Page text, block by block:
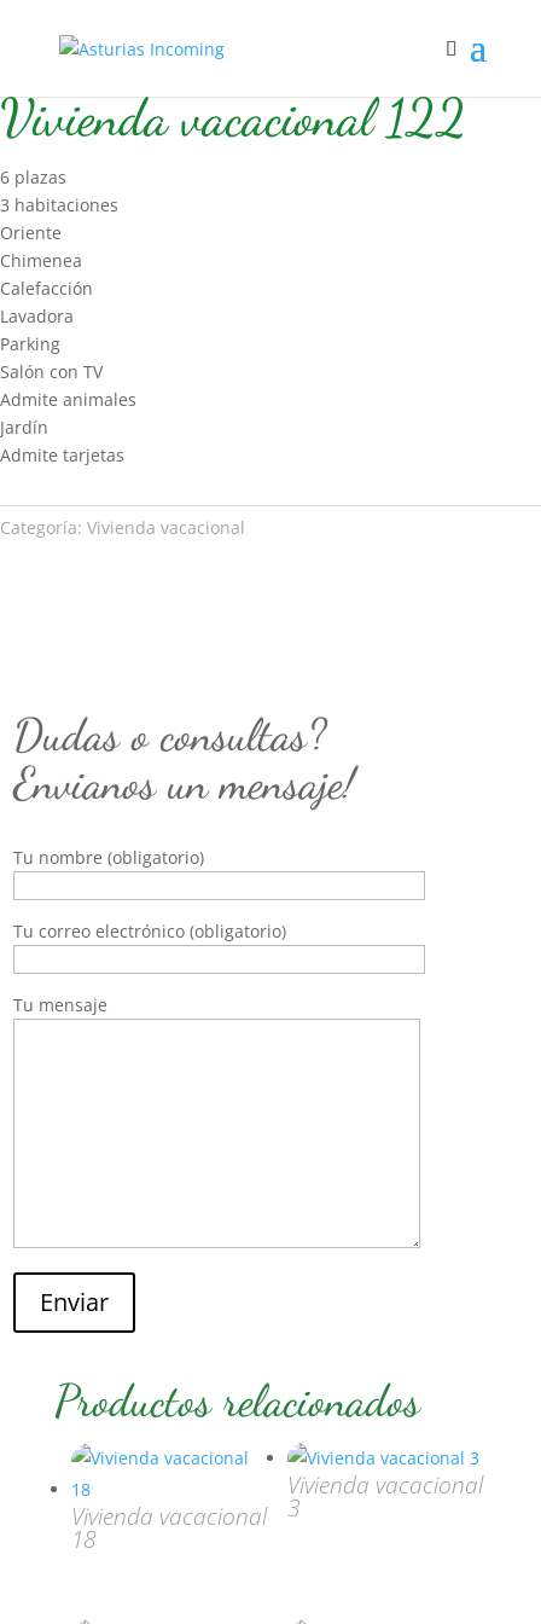
Vivienda vacacional 122
6 plazas
3 habitaciones
Oriente
Chimenea
Calefacción
Lavadora
Parking
Salón con TV
Admite animales
Jardín
Admite tarjetas
Categoría: Vivienda vacacional
Dudas o consultas?
Envianos un mensaje!
Tu nombre (obligatorio)
Tu correo electrónico (obligatorio)
Tu mensaje
Enviar
Productos relacionados
Vivienda vacacional
18
Vivienda vacacional
3